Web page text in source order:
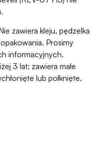
zawiera kleju, pędzelka
Prosimy
informacyjnych.
3 lat; zawiera małe
lub połknięte.